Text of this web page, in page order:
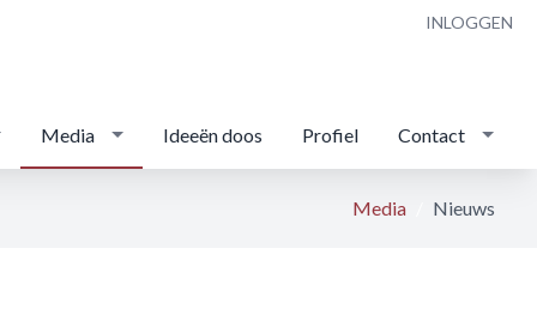
INLOGGEN
Media Ideeën doos Profiel Contact
Media Nieuws